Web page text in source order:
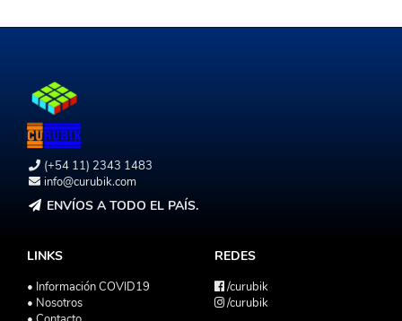
(+54 11) 2343 1483
info@curubik.com
ENVÍOS A TODO EL PAÍS.
LINKS
• Información COVID19
• Nosotros
REDES
/curubik
/curubik